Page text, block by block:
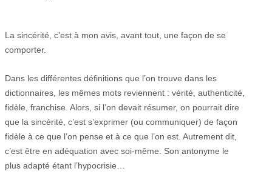
La sincérité, c’est à mon avis, avant tout, une façon de se
comporter.
Dans les différentes définitions que l’on trouve dans les
dictionnaires, les mêmes mots reviennent : vérité, authenticité,
fidèle, franchise. Alors, si l’on devait résumer, on pourrait dire
que la sincérité, c’est s’exprimer (ou communiquer) de façon
fidèle à ce que l’on pense et à ce que l’on est. Autrement dit,
c’est être en adéquation avec soi-même. Son antonyme le
plus adapté étant l’hypocrisie…